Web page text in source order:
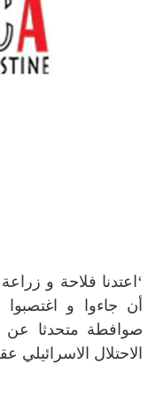
‘اعتدنا فلاحة و
أن جاءوا و اغتصبوا
صوافطة متحدثا عن
الاحتلال الاسرائيلي عقب